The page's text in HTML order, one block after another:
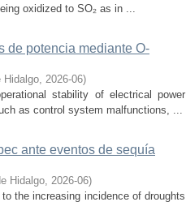
oxidized to SO₂ as in ...
de potencia mediante O-
Hidalgo, 2026-06)
stability of electrical power
as control system malfunctions, ...
ante eventos de sequía
Hidalgo, 2026-06)
the increasing incidence of droughts